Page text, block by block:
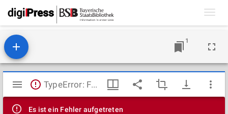
1
Mirador
Viewer
TypeError: Failed to fetch
Es ist ein Fehler aufgetreten